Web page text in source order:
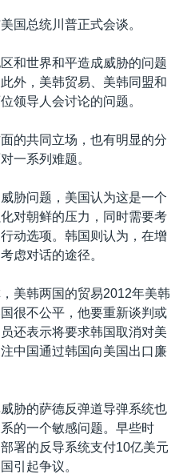
国总统川普正式会谈。
和世界和平造成威胁的问题
外，美韩贸易、美韩同盟和
领导人会讨论的问题。
的共同立场，也有明显的分
一系列难题。
胁问题，美国认为这是一个
对朝鲜的压力，同时需要考
动选项。韩国则认为，在增
虑对话的途径。
美韩两国的贸易2012年美韩
很不公平，他要重新谈判或
还表示将要求韩国取消对美
中国通过韩国向美国出口廉
胁的萨德反弹道导弹系统也
的一个敏感问题。早些时
署的反导系统支付10亿美元
引起争议。